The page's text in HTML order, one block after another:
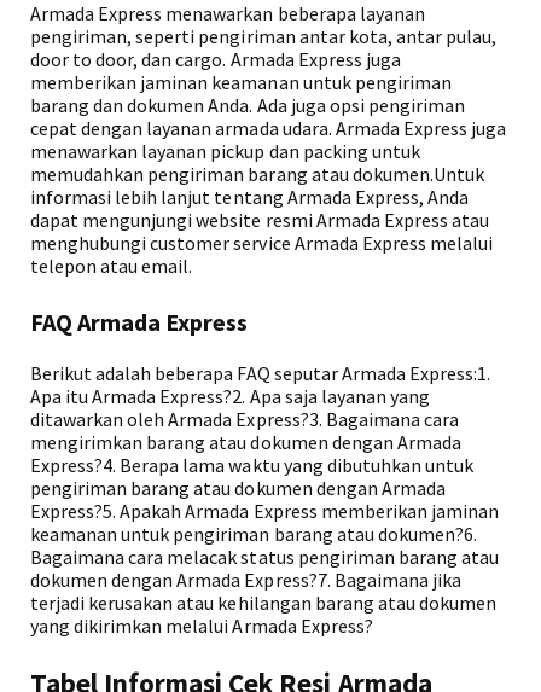
Armada Express menawarkan beberapa layanan
pengiriman, seperti pengiriman antar kota, antar pulau,
door to door, dan cargo. Armada Express juga
memberikan jaminan keamanan untuk pengiriman
barang dan dokumen Anda. Ada juga opsi pengiriman
cepat dengan layanan armada udara. Armada Express juga
menawarkan layanan pickup dan packing untuk
memudahkan pengiriman barang atau dokumen.Untuk
informasi lebih lanjut tentang Armada Express, Anda
dapat mengunjungi website resmi Armada Express atau
menghubungi customer service Armada Express melalui
telepon atau email.
FAQ Armada Express
Berikut adalah beberapa FAQ seputar Armada Express:1.
Apa itu Armada Express?2. Apa saja layanan yang
ditawarkan oleh Armada Express?3. Bagaimana cara
mengirimkan barang atau dokumen dengan Armada
Express?4. Berapa lama waktu yang dibutuhkan untuk
pengiriman barang atau dokumen dengan Armada
Express?5. Apakah Armada Express memberikan jaminan
keamanan untuk pengiriman barang atau dokumen?6.
Bagaimana cara melacak status pengiriman barang atau
dokumen dengan Armada Express?7. Bagaimana jika
terjadi kerusakan atau kehilangan barang atau dokumen
yang dikirimkan melalui Armada Express?
Tabel Informasi Cek Resi Armada